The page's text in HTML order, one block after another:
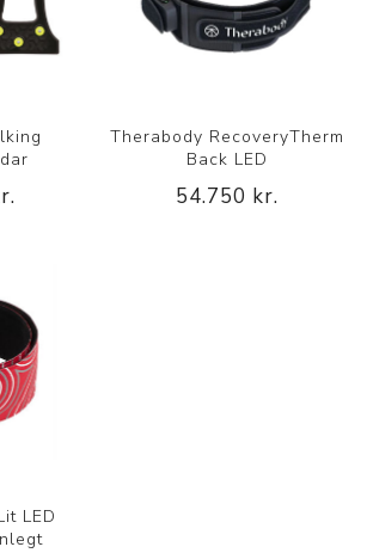
Therabody RecoveryTherm
Back LED
54.750 kr.
LED